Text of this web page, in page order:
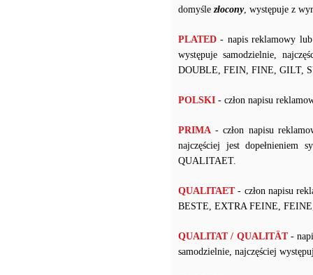
domyślezłocony, występuje z
PLATED - napis reklamowy
występuje samodzielnie,
DOUBLE, FEIN, FINE, GILT,
POLSKI - człon napisu
PRIMA - człon napisu
najczęściej jest
QUALITAET.
QUALITAET- człon napisu
BESTE, EXTRA FEINE,
QUALITAT / QUALITÄT-
samodzielnie, najczęściej